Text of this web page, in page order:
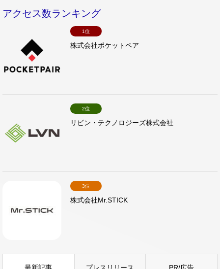
アクセス数ランキング
1位
株式会社ポケットペア
2位
リビン・テクノロジーズ株式会社
3位
株式会社Mr.STICK